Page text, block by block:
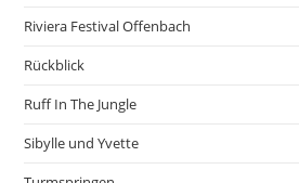
Riviera Festival Offenbach
Rückblick
Ruff In The Jungle
Sibylle und Yvette